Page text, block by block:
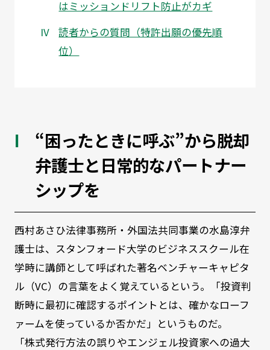
はミッションドリフト防止がカギ
読者からの質問（特許出願の優先順
位）
“困ったときに呼ぶ”から脱却
弁護士と日常的なパートナー
シップを
西村あさひ法律事務所・外国法共同事業の水島淳弁
護士は、スタンフォード大学のビジネススクール在
学時に講師として呼ばれた著名ベンチャーキャピタ
ル（VC）の言葉をよく覚えているという。「投資判
断時に最初に確認するポイントとは、確かなローフ
ァームを使っているか否かだ」というものだ。
「株式発行方法の誤りやエンジェル投資家への過大